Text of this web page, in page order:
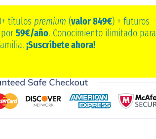
títulos premium (valor 849€) + futuros
59€/año. Conocimiento ilimitado para
¡Suscríbete ahora!